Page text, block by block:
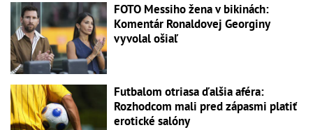
FOTO Messiho žena v bikinách:
Komentár Ronaldovej Georginy
vyvolal ošiaľ
Futbalom otriasa ďalšia aféra:
Rozhodcom mali pred zápasmi platiť
erotické salóny